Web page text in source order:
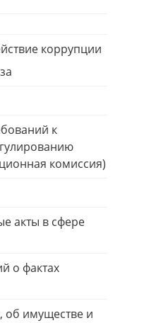
коррупции
к
комиссия)
акты в сфере
о фактах
об имуществе и